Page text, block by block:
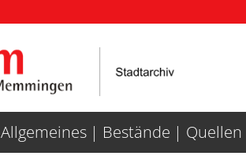
Weiter zum Inhalt
Allgemeines Bestände Quellen